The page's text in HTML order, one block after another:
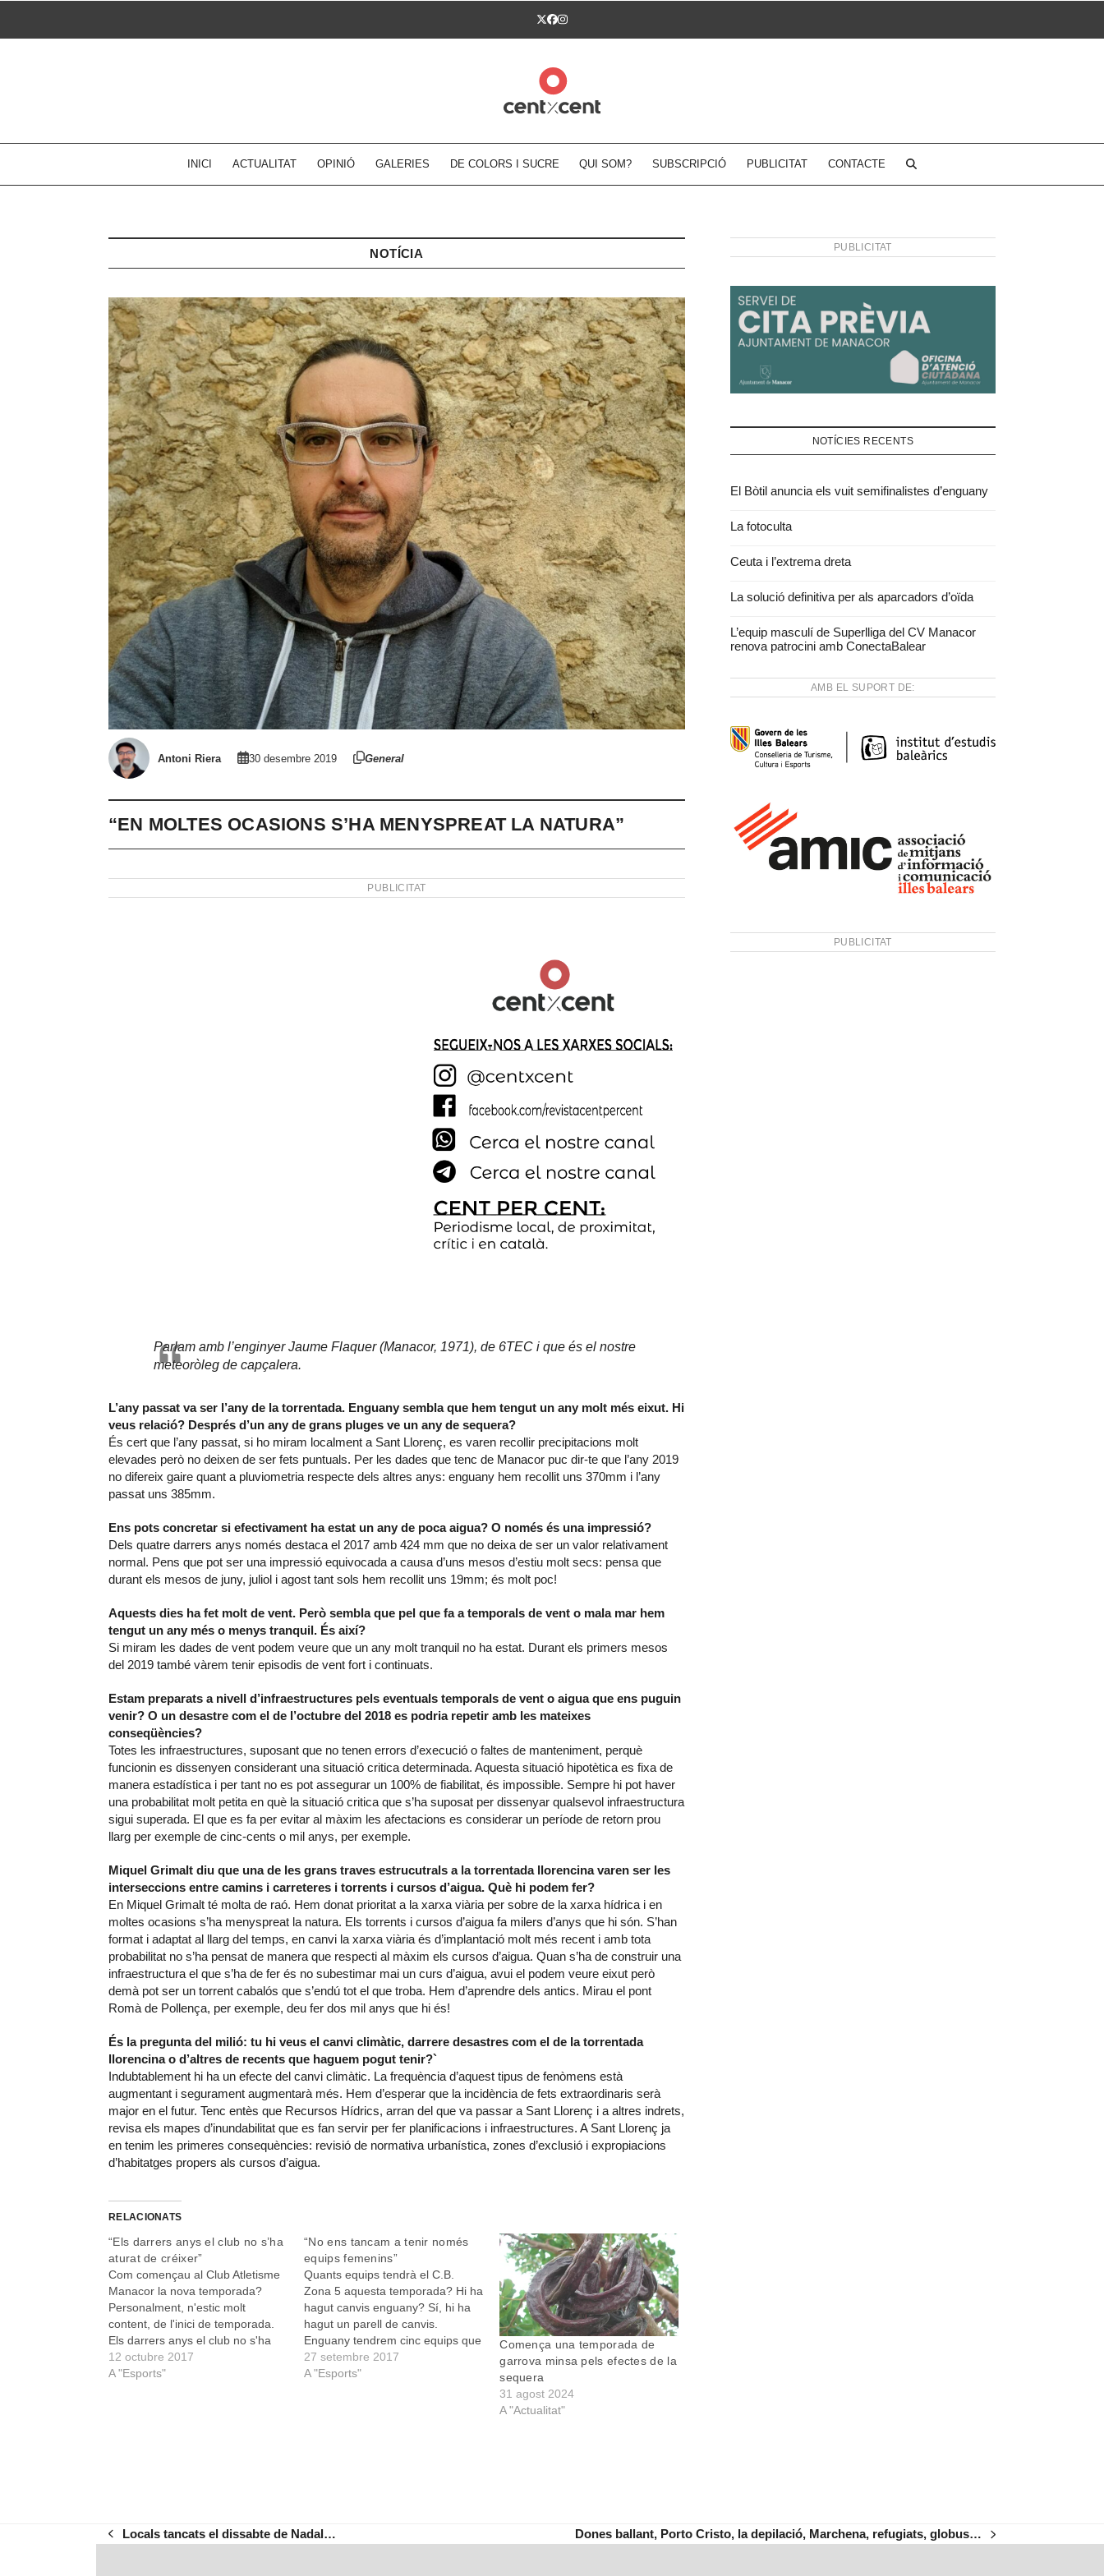
Twitter
Facebook
Instagram
INICI ACTUALITAT OPINIÓ GALERIES DE COLORS I SUCRE QUI SOM? SUBSCRIPCIÓ PUBLICITAT CONTACTE
NOTÍCIA
Antoni Riera 30 desembre 2019 General
“EN MOLTES OCASIONS S’HA MENYSPREAT LA NATURA”
PUBLICITAT
Parlam amb l’enginyer Jaume Flaquer (Manacor, 1971), de 6TEC i que és el nostre
meteoròleg de capçalera.
L’any passat va ser l’any de la torrentada. Enguany sembla que hem tengut un any molt més eixut. Hi
veus relació? Després d’un any de grans pluges ve un any de sequera?
És cert que l’any passat, si ho miram localment a Sant Llorenç, es varen recollir precipitacions molt
elevades però no deixen de ser fets puntuals. Per les dades que tenc de Manacor puc dir-te que l’any 2019
no difereix gaire quant a pluviometria respecte dels altres anys: enguany hem recollit uns 370mm i l’any
passat uns 385mm.
Ens pots concretar si efectivament ha estat un any de poca aigua? O només és una impressió?
Dels quatre darrers anys només destaca el 2017 amb 424 mm que no deixa de ser un valor relativament
normal. Pens que pot ser una impressió equivocada a causa d’uns mesos d’estiu molt secs: pensa que
durant els mesos de juny, juliol i agost tant sols hem recollit uns 19mm; és molt poc!
Aquests dies ha fet molt de vent. Però sembla que pel que fa a temporals de vent o mala mar hem
tengut un any més o menys tranquil. És així?
Si miram les dades de vent podem veure que un any molt tranquil no ha estat. Durant els primers mesos
del 2019 també vàrem tenir episodis de vent fort i continuats.
Estam preparats a nivell d’infraestructures pels eventuals temporals de vent o aigua que ens puguin
venir? O un desastre com el de l’octubre del 2018 es podria repetir amb les mateixes
conseqüències?
Totes les infraestructures, suposant que no tenen errors d’execució o faltes de manteniment, perquè
funcionin es dissenyen considerant una situació critica determinada. Aquesta situació hipotètica es fixa de
manera estadística i per tant no es pot assegurar un 100% de fiabilitat, és impossible. Sempre hi pot haver
una probabilitat molt petita en què la situació critica que s’ha suposat per dissenyar qualsevol infraestructura
sigui superada. El que es fa per evitar al màxim les afectacions es considerar un període de retorn prou
llarg per exemple de cinc-cents o mil anys, per exemple.
Miquel Grimalt diu que una de les grans traves estrucutrals a la torrentada llorencina varen ser les
interseccions entre camins i carreteres i torrents i cursos d’aigua. Què hi podem fer?
En Miquel Grimalt té molta de raó. Hem donat prioritat a la xarxa viària per sobre de la xarxa hídrica i en
moltes ocasions s’ha menyspreat la natura. Els torrents i cursos d’aigua fa milers d’anys que hi són. S’han
format i adaptat al llarg del temps, en canvi la xarxa viària és d’implantació molt més recent i amb tota
probabilitat no s’ha pensat de manera que respecti al màxim els cursos d’aigua. Quan s’ha de construir una
infraestructura el que s’ha de fer és no subestimar mai un curs d’aigua, avui el podem veure eixut però
demà pot ser un torrent cabalós que s’endú tot el que troba. Hem d’aprendre dels antics. Mirau el pont
Romà de Pollença, per exemple, deu fer dos mil anys que hi és!
És la pregunta del milió: tu hi veus el canvi climàtic, darrere desastres com el de la torrentada
llorencina o d’altres de recents que haguem pogut tenir?`
Indubtablement hi ha un efecte del canvi climàtic. La frequència d’aquest tipus de fenòmens està
augmentant i segurament augmentarà més. Hem d’esperar que la incidència de fets extraordinaris serà
major en el futur. Tenc entès que Recursos Hídrics, arran del que va passar a Sant Llorenç i a altres indrets,
revisa els mapes d’inundabilitat que es fan servir per fer planificacions i infraestructures. A Sant Llorenç ja
en tenim les primeres consequències: revisió de normativa urbanística, zones d’exclusió i expropiacions
d’habitatges propers als cursos d’aigua.
RELACIONATS
“Els darrers anys el club no s’ha
aturat de créixer”
Com començau al Club Atletisme
Manacor la nova temporada?
Personalment, n'estic molt
content, de l'inici de temporada.
Els darrers anys el club no s'ha
aturat de créixer. L'any passat ja
vàrem tenir una temporada molt
12 octubre 2017
A "Esports"
“No ens tancam a tenir només
equips femenins”
Quants equips tendrà el C.B.
Zona 5 aquesta temporada? Hi ha
hagut canvis enguany? Sí, hi ha
hagut un parell de canvis.
Enguany tendrem cinc equips que
competeixin, l’any passat en
teníem set. Enguany tenim un
27 setembre 2017
A "Esports"
Comença una temporada de
garrova minsa pels efectes de la
sequera
31 agost 2024
A "Actualitat"
PUBLICITAT
NOTÍCIES RECENTS
El Bòtil anuncia els vuit semifinalistes d’enguany
La fotoculta
Ceuta i l’extrema dreta
La solució definitiva per als aparcadors d’oïda
L’equip masculí de Superlliga del CV Manacor
renova patrocini amb ConectaBalear
AMB EL SUPORT DE:
PUBLICITAT
previous
Locals tancats el dissabte de Nadal…
next
Dones ballant, Porto Cristo, la depilació, Marchena, refugiats, globus…